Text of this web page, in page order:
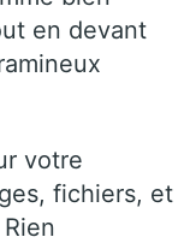
en devant
votre
fichiers, et